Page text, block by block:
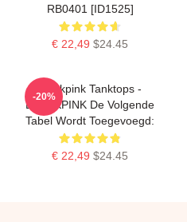
RB0401 [ID1525]
€ 22,49 $24.45
Blackpink Tanktops -
BLACKPINK De Volgende
Tabel Wordt Toegevoegd:
€ 22,49 $24.45
-20%